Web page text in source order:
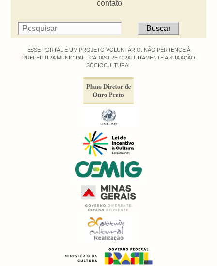
contato
ESSE PORTAL É UM PROJETO VOLUNTÁRIO. NÃO PERTENCE À
PREFEITURA MUNICIPAL | CADASTRE GRATUITAMENTE A SUA AÇÃO
SÓCIOCULTURAL